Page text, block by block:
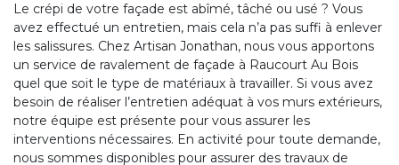
Le crépi de votre façade est abîmé, tâché ou usé ? Vous
avez effectué un entretien, mais cela n’a pas suffi à enlever
les salissures. Chez Artisan Jonathan, nous vous apportons
un service de ravalement de façade à Raucourt Au Bois
quel que soit le type de matériaux à travailler. Si vous avez
besoin de réaliser l’entretien adéquat à vos murs extérieurs,
notre équipe est présente pour vous assurer les
interventions nécessaires. En activité pour toute demande,
nous sommes disponibles pour assurer des travaux de